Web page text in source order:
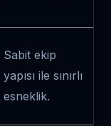
Sabit ekip
yapısı ile sınırlı
esneklik.